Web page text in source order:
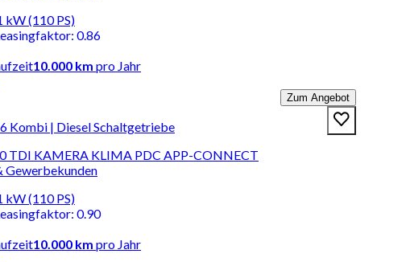
kW (110 PS)
: 0.86
10.000 km pro Jahr
Zum Angebot
Kombi | Diesel Schaltgetriebe
TDI KAMERA KLIMA PDC APP-CONNECT
Gewerbekunden
kW (110 PS)
: 0.90
10.000 km pro Jahr